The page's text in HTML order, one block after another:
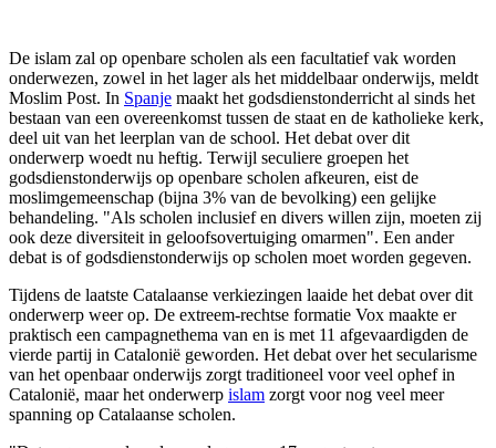
De islam zal op openbare scholen als een facultatief vak worden
onderwezen, zowel in het lager als het middelbaar onderwijs, meldt
Moslim Post. In Spanje maakt het godsdienstonderricht al sinds het
bestaan van een overeenkomst tussen de staat en de katholieke kerk,
deel uit van het leerplan van de school. Het debat over dit
onderwerp woedt nu heftig. Terwijl seculiere groepen het
godsdienstonderwijs op openbare scholen afkeuren, eist de
moslimgemeenschap (bijna 3% van de bevolking) een gelijke
behandeling. "Als scholen inclusief en divers willen zijn, moeten zij
ook deze diversiteit in geloofsovertuiging omarmen". Een ander
debat is of godsdienstonderwijs op scholen moet worden gegeven.
Tijdens de laatste Catalaanse verkiezingen laaide het debat over dit
onderwerp weer op. De extreem-rechtse formatie Vox maakte er
praktisch een campagnethema van en is met 11 afgevaardigden de
vierde partij in Catalonië geworden. Het debat over het secularisme
van het openbaar onderwijs zorgt traditioneel voor veel ophef in
Catalonië, maar het onderwerp islam zorgt voor nog veel meer
spanning op Catalaanse scholen.